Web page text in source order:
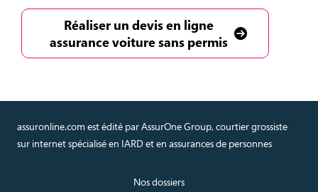
Réaliser un devis en ligne
assurance voiture sans permis
assuronline.com est édité par AssurOne Group, courtier grossiste
sur internet spécialisé en IARD et en assurances de personnes
Nos dossiers